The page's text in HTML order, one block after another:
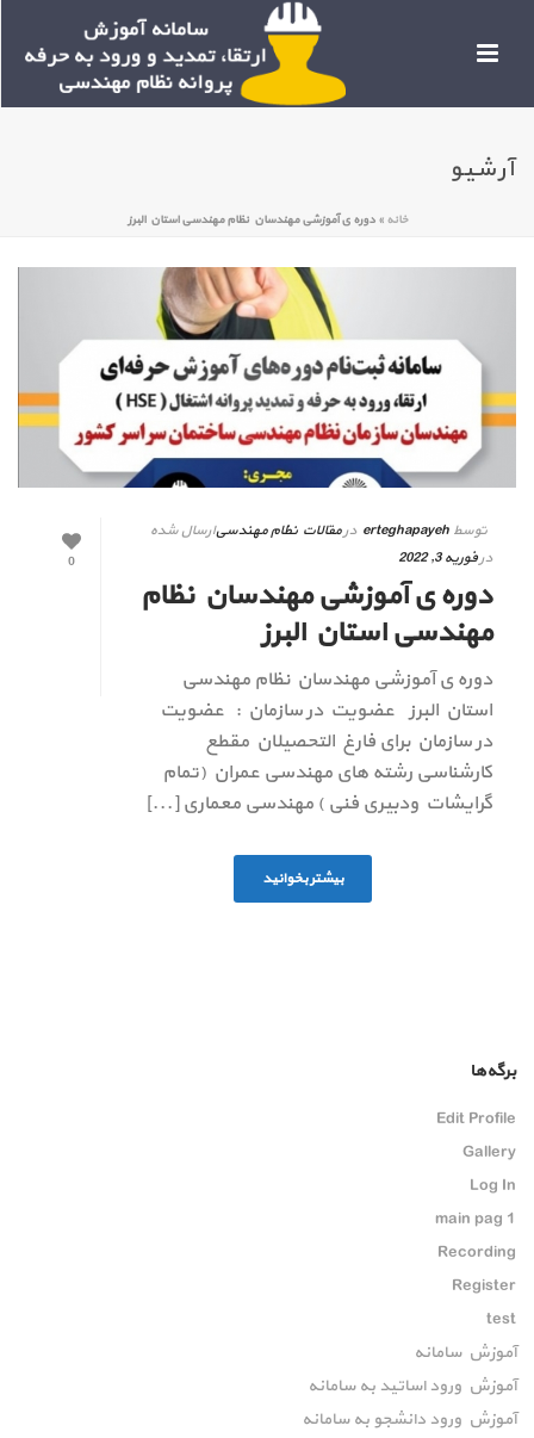
آرشیو
خانه »دوره ی آموزشی مهندسان نظام مهندسی استان البرز
0
توسط erteghapayeh درمقالات نظام مهندسیارسال شده
درفوریه 3, 2022
دوره ی آموزشی مهندسان نظام
مهندسی استان البرز
دوره ی آموزشی مهندسان نظام مهندسی
استان البرز عضویت در سازمان : عضویت
در سازمان برای فارغ التحصیلان مقطع
کارشناسی رشته های مهندسی عمران (تمام
گرایشات ودبیری فنی ) مهندسی معماری [...]
بیشتر بخوانید
برگه‌ها
Edit Profile
Gallery
Log In
main pag 1
Recording
Register
test
آموزش سامانه
آموزش ورود اساتید به سامانه
آموزش ورود دانشجو به سامانه